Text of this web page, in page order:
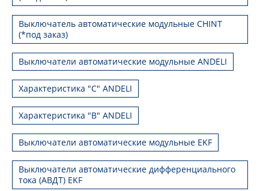
Выключатель автоматические модульные CHINT
(*под заказ)
Выключатели автоматические модульные ANDELI
Характеристика "C" ANDELI
Характеристика "B" ANDELI
Выключатели автоматические модульные EKF
Выключатели автоматические дифференциального
тока (АВДТ) EKF